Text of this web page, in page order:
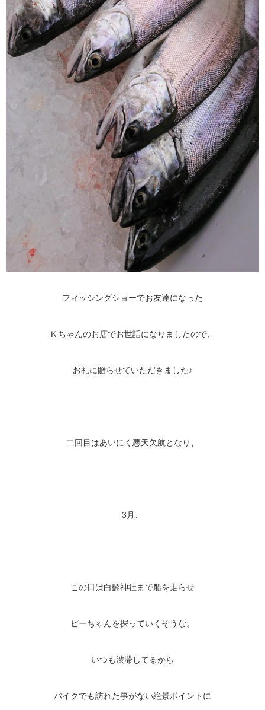
フィッシングショーでお友達になった
Ｋちゃんのお店でお世話になりましたので、
お礼に贈らせていただきました♪
二回目はあいにく悪天欠航となり、
3月、
この日は白髭神社まで船を走らせ
ビーちゃんを探っていくそうな。
いつも渋滞してるから
バイクでも訪れた事がない絶景ポイントに